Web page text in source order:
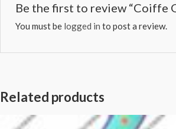
Be the first to review “Coiffe
You must be logged in to post a review.
Related products